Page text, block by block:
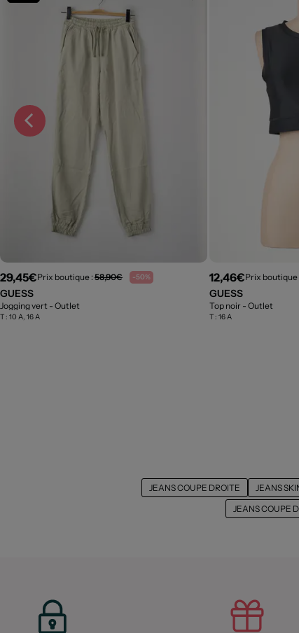
29,45€Prix boutique : 58,90€ -50%
GUESS
Jogging vert - Outlet
T : 10 A, 16 A
12,46€Prix boutique
GUESS
Top noir - Outlet
T : 16 A
JEANS COUPE DROITE JEANS
JEANS COUPE